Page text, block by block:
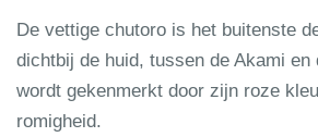
De vettige chutoro is het buitenste
dichtbij de huid, tussen de Akami en
wordt gekenmerkt door zijn roze
romigheid.